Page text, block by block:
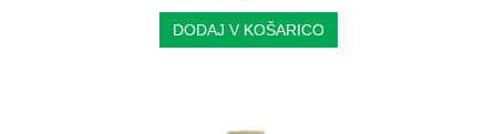
DODAJ V KOŠARICO